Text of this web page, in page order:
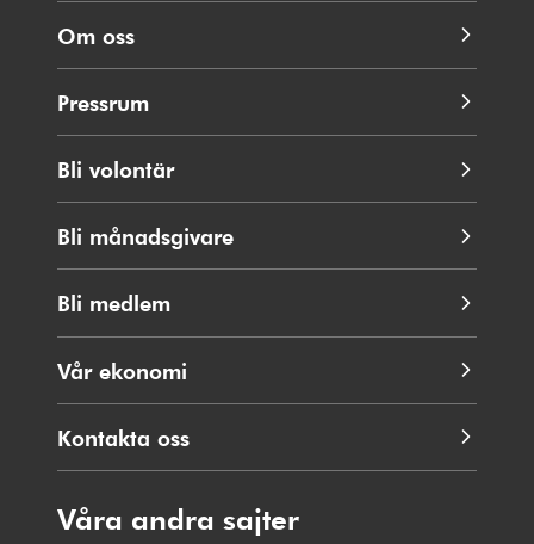
Om oss
Pressrum
Bli volontär
Bli månadsgivare
Bli medlem
Vår ekonomi
Kontakta oss
Våra andra sajter